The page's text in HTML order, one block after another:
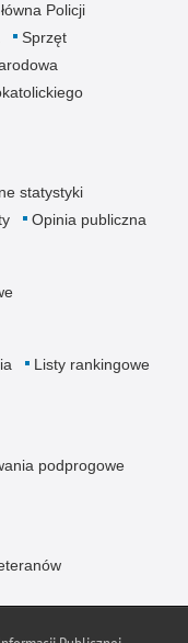
Policji
Sprzęt
statystyki
Opinia publiczna
Listy rankingowe
podprogowe